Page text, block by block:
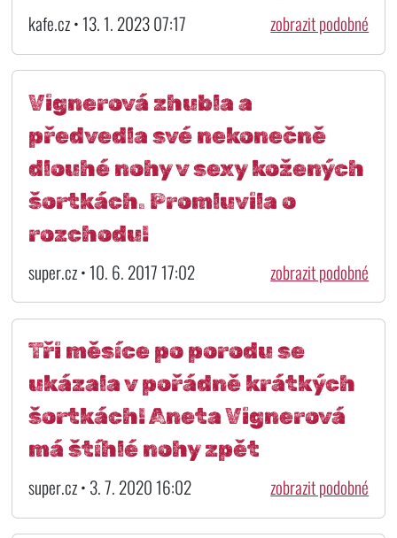
kafe.cz • 13. 1. 2023 07:17 zobrazit podobné
Vignerová zhubla a
předvedla své nekonečně
dlouhé nohy v sexy kožených
šortkách. Promluvila o
rozchodu!
super.cz • 10. 6. 2017 17:02 zobrazit podobné
Tři měsíce po porodu se
ukázala v pořádně krátkých
šortkách! Aneta Vignerová
má štíhlé nohy zpět
super.cz • 3. 7. 2020 16:02 zobrazit podobné